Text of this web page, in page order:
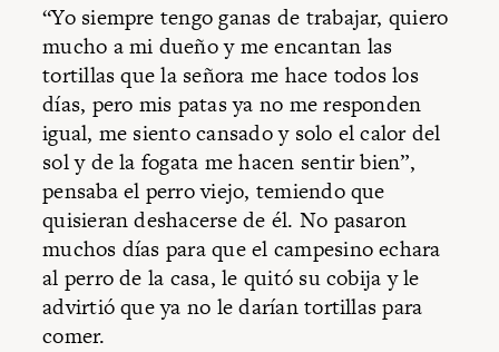
“Yo siempre tengo ganas de trabajar, quiero
mucho a mi dueño y me encantan las
tortillas que la señora me hace todos los
días, pero mis patas ya no me responden
igual, me siento cansado y solo el calor del
sol y de la fogata me hacen sentir bien”,
pensaba el perro viejo, temiendo que
quisieran deshacerse de él. No pasaron
muchos días para que el campesino echara
al perro de la casa, le quitó su cobija y le
advirtió que ya no le darían tortillas para
comer.